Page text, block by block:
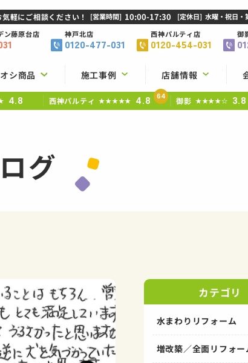
シ商品 施工事例 店舗情報
軽にご相談ください！ [営業時間] 10:00-17:30 [定休日] 水曜・祝日・
ン藤原台店 神戸北店
0120-477-031
西神パルティ店
0120-454-031
御
4.8 西神パルティ ★★★★★ 4.8 64 御影 ★★★★☆ 3.8
グ
カテゴリ
水まわりリフォーム
増改築／全面リフォー